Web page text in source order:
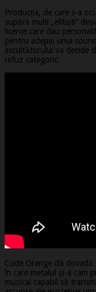
Producția, de care s-a
supăra mulți „elitiști”
licențe care dau
pentru adepții unui
ascultătorului va decide
refuz categoric.
Code Orange dă
în care metalul și-a cam
muzical capabil să